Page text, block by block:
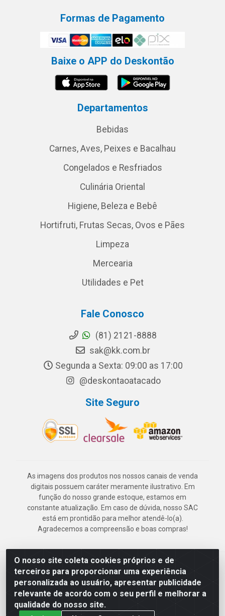
O nosso site coleta cookies próprios e de
terceiros para proporcionar uma experiência
personalizada ao usuário, apresentar publicidade
relevante de acordo com o seu perfil e melhorar a
qualidade do nosso site.
Formas de Pagamento
Baixe o APP do Deskontão
Departamentos
Bebidas
Carnes, Aves, Peixes e Bacalhau
Congelados e Resfriados
Culinária Oriental
Higiene, Beleza e Bebê
Hortifruti, Frutas Secas, Ovos e Pães
Limpeza
Mercearia
Utilidades e Pet
Fale Conosco
(81) 2121-8888
sak@kk.com.br
Segunda a Sexta: 09:00 as 17:00
@deskontaoatacado
Site Seguro
As imagens dos produtos nos nossos canais de venda
digitais possuem caráter meramente ilustrativo. Em
função do nosso grande estoque, estamos em
constante atualização. Em caso de dúvida, nosso SAC
está em prontidão para melhor atendê-lo(a).
Agradecemos a compreensão e boas compras!
Deskontão Atacado - Av. Marechal Mascarenhas de Morais, 2471 -
Imbiribeira - Recife/PE - CEP 51.150-001 - CNPJ 24.150.377/0003-
57